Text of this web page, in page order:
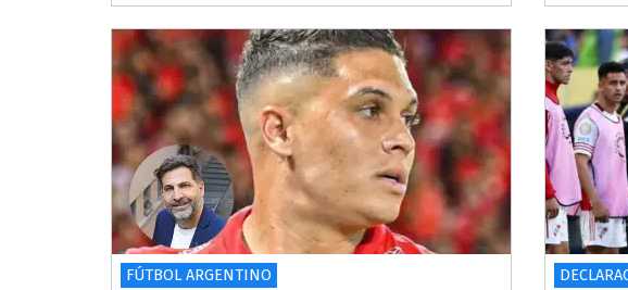
FÚTBOL ARGENTINO